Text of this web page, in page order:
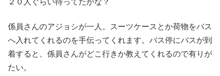
２０人ぐらい待ってたかな？
係員さんのアジョシが一人。スーツケースとか荷物をバス
へ入れてくれるのを手伝ってくれます。バス停にバスが到
着すると、係員さんがどこ行きか教えてくれるので有りが
たい。